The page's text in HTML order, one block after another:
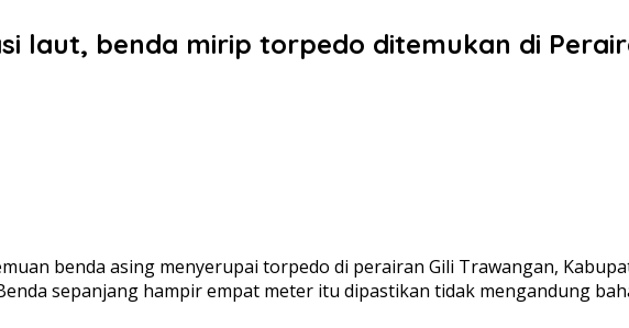
laut, benda mirip torpedo ditemukan di
benda asing menyerupai torpedo di perairan Gili Trawangan,
sepanjang hampir empat meter itu dipastikan tidak mengandung